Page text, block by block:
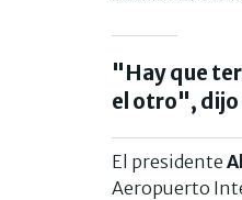
"Hay que
el otro", dijo
El presidente
Aeropuerto